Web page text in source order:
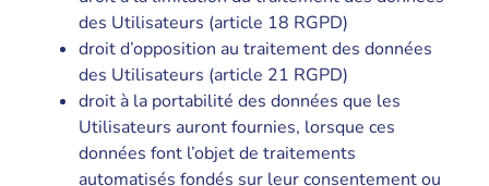
des Utilisateurs (article 18 RGPD)
droit d’opposition au traitement des données
des Utilisateurs (article 21 RGPD)
droit à la portabilité des données que les
Utilisateurs auront fournies, lorsque ces
données font l’objet de traitements
automatisés fondés sur leur consentement ou